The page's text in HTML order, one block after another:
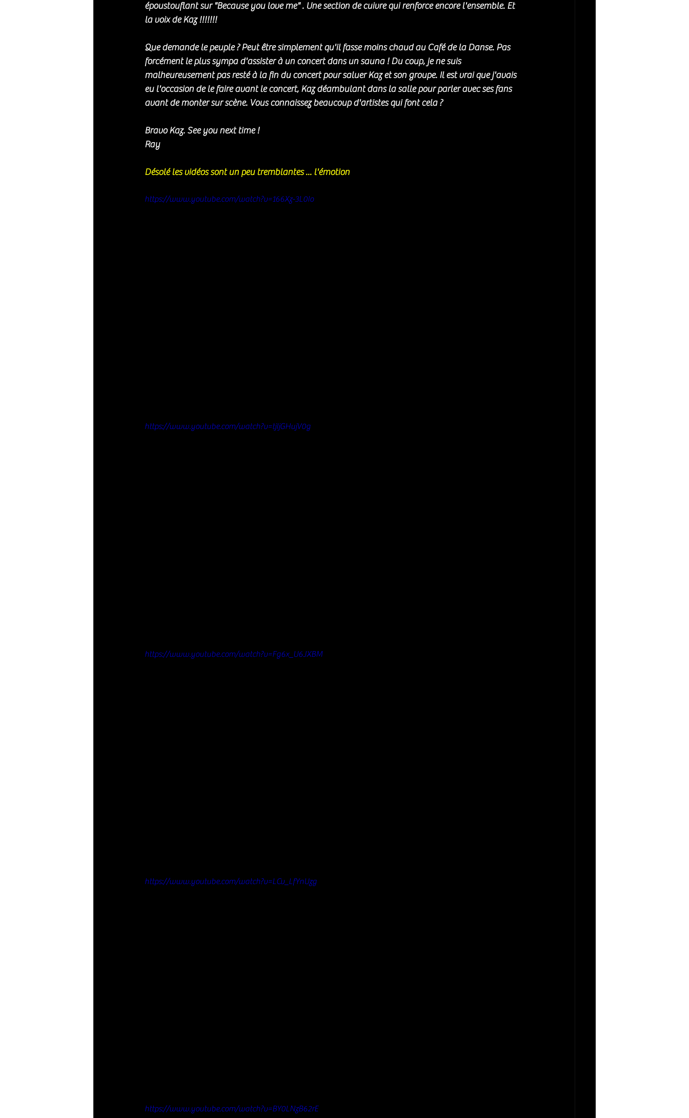
époustouflant sur "Because you love me" . Une section de cuivre qui renforce encore l'ensemble. Et
la voix de Kaz !!!!!!!
Que demande le peuple ? Peut être simplement qu'il fasse moins chaud au Café de la Danse. Pas
forcément le plus sympa d'assister à un concert dans un sauna ! Du coup, je ne suis
malheureusement pas resté à la fin du concert pour saluer Kaz et son groupe. Il est vrai que j'avais
eu l'occasion de le faire avant le concert, Kaz déambulant dans la salle pour parler avec ses fans
avant de monter sur scène. Vous connaissez beaucoup d'artistes qui font cela ?
Bravo Kaz. See you next time !
Ray
Désolé les vidéos sont un peu tremblantes ... l'émotion
https://www.youtube.com/watch?v=166Xz-3L0Io
https://www.youtube.com/watch?v=tjIjGHujV0g
https://www.youtube.com/watch?v=Fg6x_U6JXBM
https://www.youtube.com/watch?v=LCv_LfYnUzg
https://www.youtube.com/watch?v=BY0LNzB62rE